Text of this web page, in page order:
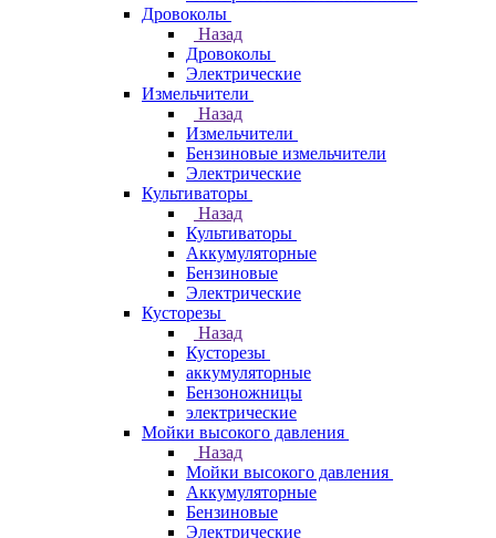
Дровоколы
Назад
Дровоколы
Электрические
Измельчители
Назад
Измельчители
Бензиновые измельчители
Электрические
Культиваторы
Назад
Культиваторы
Аккумуляторные
Бензиновые
Электрические
Кусторезы
Назад
Кусторезы
аккумуляторные
Бензоножницы
электрические
Мойки высокого давления
Назад
Мойки высокого давления
Аккумуляторные
Бензиновые
Электрические